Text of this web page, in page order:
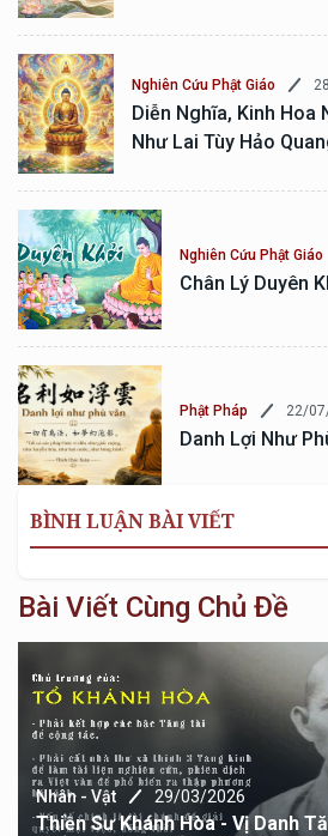
Nghiên Cứu Phật Giáo
Diễn Nghĩa, Kinh Hoa
Như Lai Tùy Hảo
Nghiên Cứu Phật Giáo
Chân Lý Duyên
Phật Pháp 22/
Danh Lợi Như
BÌNH LUẬN BÀI VIẾT
Bài Viết Cùng Chủ Đề
Nhân - Vật 29/03/2026
Thiền Sư Khánh Hòa - Vị Danh